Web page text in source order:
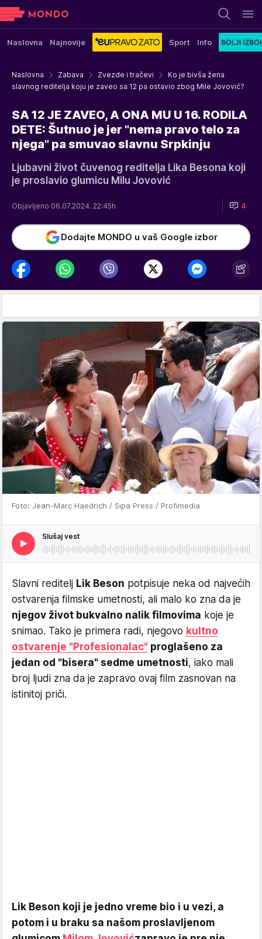
Naslovna Najnovije Sport Info
Naslovna Zabava Zvezde i tračevi
Ko je bivša žena
slavnog reditelja koju je zaveo sa 12 pa ostavio zbog Mile Jovović?
SA 12 JE ZAVEO, A ONA MU U 16. RODILA
DETE: Šutnuo je jer "nema pravo telo za
njega" pa smuvao slavnu Srpkinju
Ljubavni život čuvenog reditelja Lika Besona koji
je proslavio glumicu Milu Jovović
Objavljeno 06.07.2024. 22:45h 4
Dodajte MONDO u vaš Google izbor
Foto: Jean-Marc Haedrich / Sipa Press / Profimedia
Slušaj vest
Slavni reditelj Lik Beson potpisuje neka od najvećih
ostvarenja filmske umetnosti, ali malo ko zna da je
njegov život bukvalno nalik filmovima koje je
snimao. Tako je primera radi, njegovo kultno
ostvarenje "Profesionalac" proglašeno za
jedan od "bisera" sedme umetnosti, iako mali
broj ljudi zna da je zapravo ovaj film zasnovan na
istinitoj priči.
Lik Beson koji je jedno vreme bio i u vezi, a
potom i u braku sa našom proslavljenom